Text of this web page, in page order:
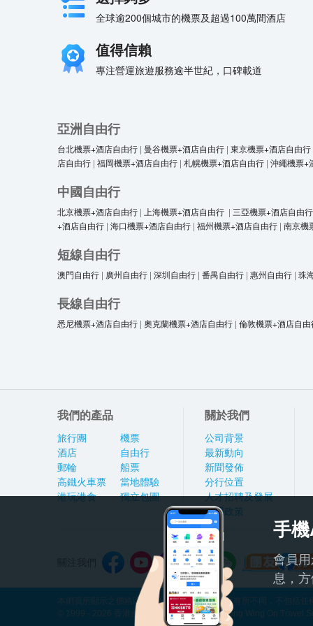
全球逾200個城市的機票及超過100萬間酒店
值得信賴
專注營運旅遊服務逾半世紀，口碑載道
亞洲自由行
台北機票+酒店自由行 | 曼谷機票+酒店自由行 | 東京機票+酒店自由行
店自由行 | 福岡機票+酒店自由行 | 札幌機票+酒店自由行 | 沖繩機票+
中國自由行
北京機票+酒店自由行 | 上海機票+酒店自由行 | 三亞機票+酒店自由行
+酒店自由行 | 海口機票+酒店自由行 | 福州機票+酒店自由行 | 南京機
短線自由行
澳門自由行 | 廣州自由行 | 深圳自由行 | 番禺自由行 | 惠州自由行 | 珠
長線自由行
悉尼機票+酒店自由行 | 奧克蘭機票+酒店自由行 | 倫敦機票+酒店自由
我們的產品
旅行團
酒店
郵輪
高鐵火車票
港玩港食
機票
自由行
船票
當地體驗
獨立包團
關於我們
公司背景
最新動向
新聞發佈
分行位置
人才招聘及發展
私隱政策
本網頁所顯示之價格因應產品種類及出發日期而有所不同，不包括
© 1999 - 2026 香港永安旅遊有限公司 Hong Kong Wing On Travel
手
會員
息，